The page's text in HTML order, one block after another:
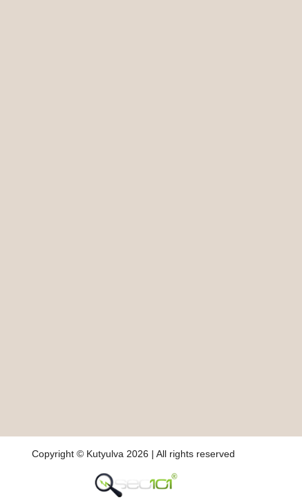
Copyright © Kutyulva 2026 | All rights reserved